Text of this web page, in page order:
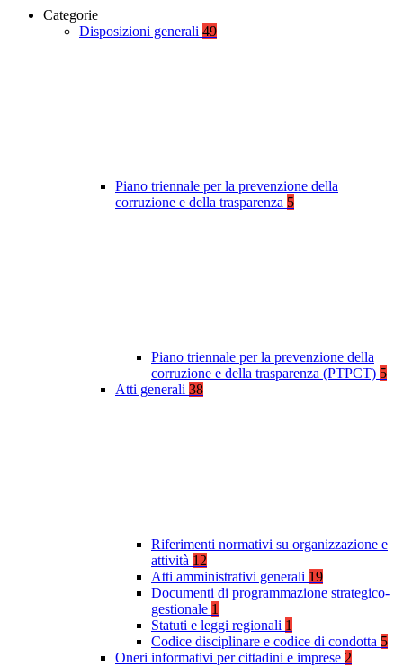
Categorie
Disposizioni generali 49
Piano triennale per la prevenzione della
corruzione e della trasparenza 5
Piano triennale per la prevenzione della
corruzione e della trasparenza (PTPCT) 5
Atti generali 38
Riferimenti normativi su organizzazione e
attività 12
Atti amministrativi generali 19
Documenti di programmazione strategico-
gestionale 1
Statuti e leggi regionali 1
Codice disciplinare e codice di condotta 5
Oneri informativi per cittadini e imprese 2